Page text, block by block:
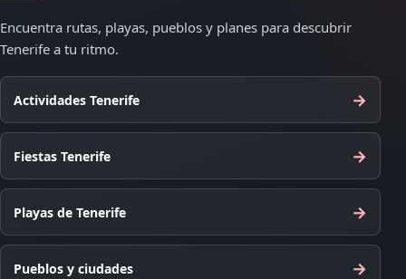
Encuentra rutas, playas, pueblos y planes para descubrir
Tenerife a tu ritmo.
Actividades Tenerife →
Fiestas Tenerife →
Playas de Tenerife →
Pueblos y ciudades →